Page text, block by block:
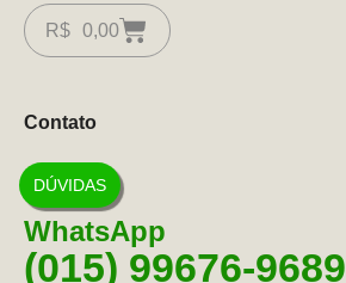
R$ 0,00
Contato
DÚVIDAS
WhatsApp
(015) 99676-9689